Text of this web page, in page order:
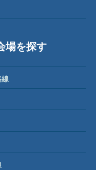
場を探す